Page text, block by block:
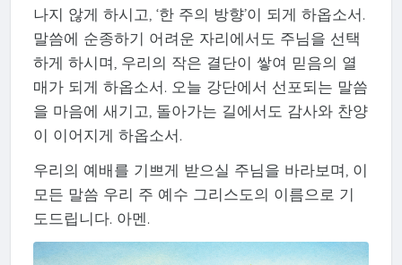
나지 않게 하시고, ‘한 주의 방향’이 되게 하옵소서.
말씀에 순종하기 어려운 자리에서도 주님을 선택
하게 하시며, 우리의 작은 결단이 쌓여 믿음의 열
매가 되게 하옵소서. 오늘 강단에서 선포되는 말씀
을 마음에 새기고, 돌아가는 길에서도 감사와 찬양
이 이어지게 하옵소서.
우리의 예배를 기쁘게 받으실 주님을 바라보며, 이
모든 말씀 우리 주 예수 그리스도의 이름으로 기
도드립니다. 아멘.